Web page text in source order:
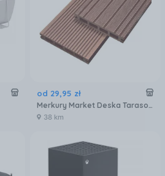
od 29,95 zł
Merkury Market Deska Tarasowa Mercado Basic Brąz 2000X120X20Mm MR5601072
38 km